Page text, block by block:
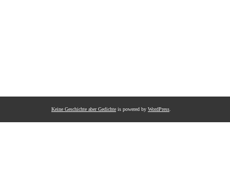
Keine Geschichte aber Gedichte is powered by WordPress